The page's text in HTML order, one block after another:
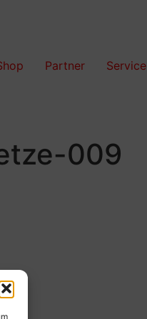
Partner Service
009